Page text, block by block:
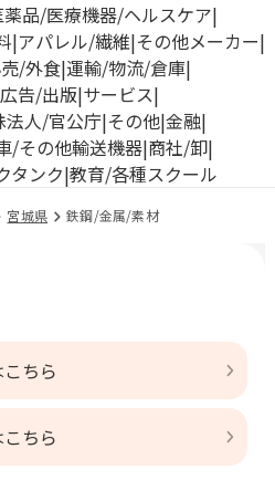
薬品/医療機器/ヘルスケア
アパレル/繊維 その他メーカー
/外食 運輸/物流/倉庫
告/出版 サービス
人/官公庁 その他 金融
/その他輸送機器 商社/卸
タンク 教育/各種スクール
宮城県 鉄鋼/金属/素材
ちら
ちら